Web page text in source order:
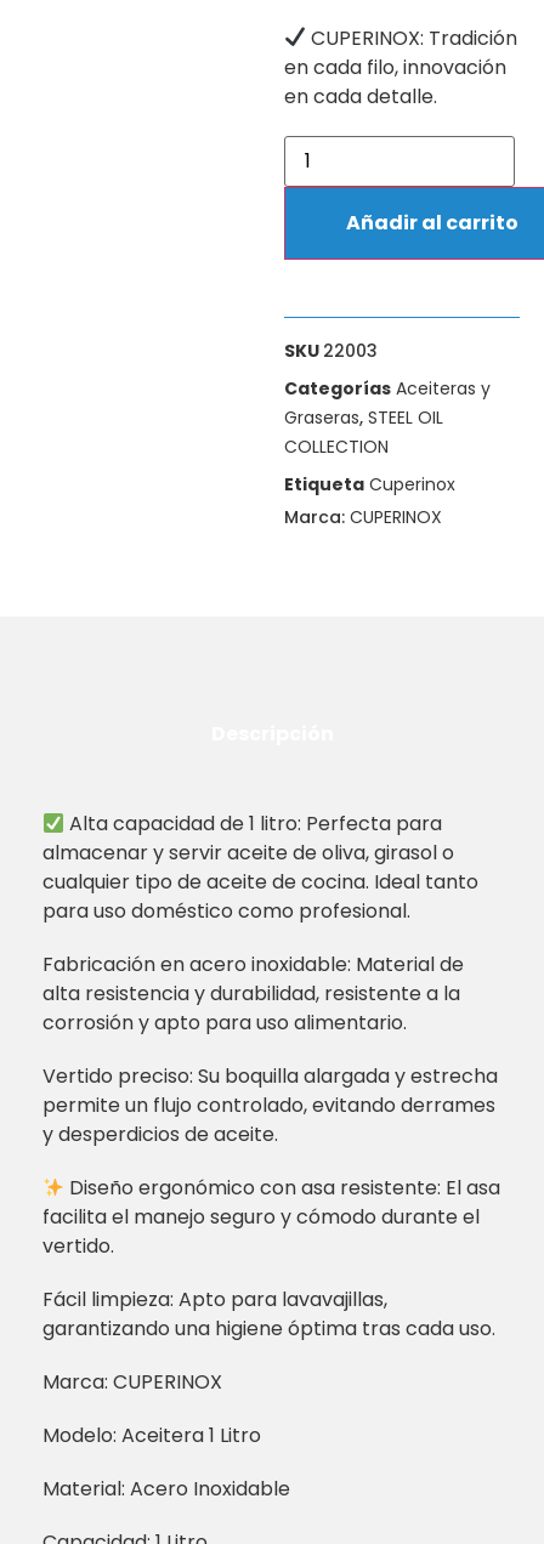
CUPERINOX: Tradición
en cada filo, innovación
en cada detalle.
Añadir al carrito
SKU 22003
Categorías Aceiteras y
Graseras, STEEL OIL
COLLECTION
Etiqueta Cuperinox
Marca: CUPERINOX
Alta capacidad de 1 litro: Perfecta para
almacenar y servir aceite de oliva, girasol o
cualquier tipo de aceite de cocina. Ideal tanto
para uso doméstico como profesional.
Fabricación en acero inoxidable: Material de
alta resistencia y durabilidad, resistente a la
corrosión y apto para uso alimentario.
Vertido preciso: Su boquilla alargada y estrecha
permite un flujo controlado, evitando derrames
y desperdicios de aceite.
Diseño ergonómico con asa resistente: El asa
facilita el manejo seguro y cómodo durante el
vertido.
Fácil limpieza: Apto para lavavajillas,
garantizando una higiene óptima tras cada uso.
Marca: CUPERINOX
Modelo: Aceitera 1 Litro
Material: Acero Inoxidable